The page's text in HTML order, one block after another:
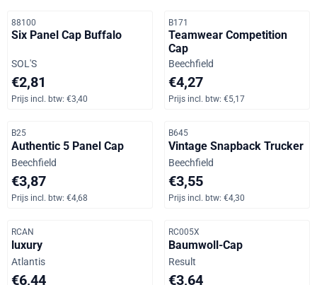
Artikelnummer
88100
Six Panel Cap Buffalo
Merk:
SOL'S
Prijs: 2,81, inclusief btw: 3,40
€2,81
Prijs incl. btw: €3,40
Artikelnummer
B171
Teamwear Competition
Cap
Merk:
Beechfield
Prijs: 4,27, inclusief btw: 5,17
€4,27
Prijs incl. btw: €5,17
Artikelnummer
B25
Authentic 5 Panel Cap
Merk:
Beechfield
Prijs: 3,87, inclusief btw: 4,68
€3,87
Prijs incl. btw: €4,68
Artikelnummer
B645
Vintage Snapback Trucker
Merk:
Beechfield
Prijs: 3,55, inclusief btw: 4,30
€3,55
Prijs incl. btw: €4,30
Artikelnummer
RCAN
luxury
Merk:
Atlantis
Prijs: 6,44, inclusief btw: 7,79
€6,44
Artikelnummer
RC005X
Baumwoll-Cap
Merk:
Result
Prijs: 3,64, inclusief btw: 4,40
€3,64